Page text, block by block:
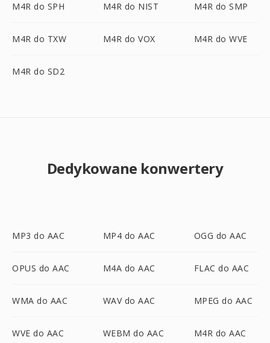
M4R do SPH M4R do NIST M4R do SMP
M4R do TXW M4R do VOX M4R do WVE
M4R do SD2
Dedykowane konwertery
MP3 do AAC MP4 do AAC OGG do AAC
OPUS do AAC M4A do AAC FLAC do AAC
WMA do AAC WAV do AAC MPEG do AAC
WVE do AAC WEBM do AAC M4R do AAC